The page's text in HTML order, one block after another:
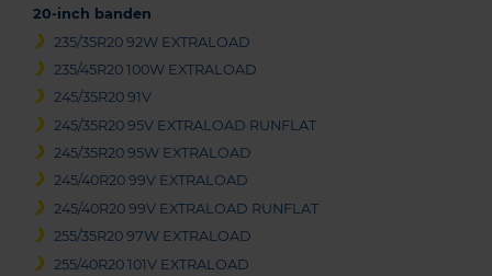
20-inch banden
235/35R20 92W EXTRALOAD
235/45R20 100W EXTRALOAD
245/35R20 91V
245/35R20 95V EXTRALOAD RUNFLAT
245/35R20 95W EXTRALOAD
245/40R20 99V EXTRALOAD
245/40R20 99V EXTRALOAD RUNFLAT
255/35R20 97W EXTRALOAD
255/40R20 101V EXTRALOAD